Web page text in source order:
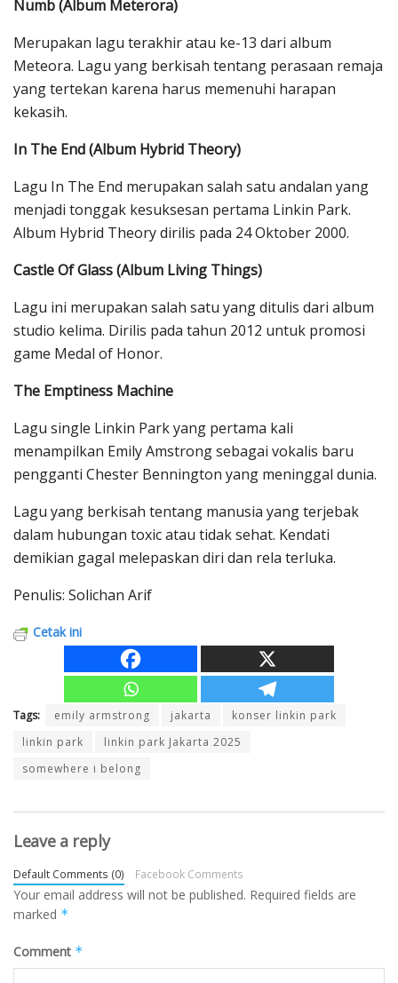
Numb (Album Meterora)
Merupakan lagu terakhir atau ke-13 dari album
Meteora. Lagu yang berkisah tentang perasaan remaja
yang tertekan karena harus memenuhi harapan
kekasih.
In The End (Album Hybrid Theory)
Lagu In The End merupakan salah satu andalan yang
menjadi tonggak kesuksesan pertama Linkin Park.
Album Hybrid Theory dirilis pada 24 Oktober 2000.
Castle Of Glass (Album Living Things)
Lagu ini merupakan salah satu yang ditulis dari album
studio kelima. Dirilis pada tahun 2012 untuk promosi
game Medal of Honor.
The Emptiness Machine
Lagu single Linkin Park yang pertama kali
menampilkan Emily Amstrong sebagai vokalis baru
pengganti Chester Bennington yang meninggal dunia.
Lagu yang berkisah tentang manusia yang terjebak
dalam hubungan toxic atau tidak sehat. Kendati
demikian gagal melepaskan diri dan rela terluka.
Penulis: Solichan Arif
Cetak ini
Tags: emily armstrong jakarta
konser linkin park
linkin park
linkin park Jakarta 2025
somewhere i belong
Leave a reply
Default Comments (0) Facebook Comments
Your email address will not be published. Required fields are
marked *
Comment *